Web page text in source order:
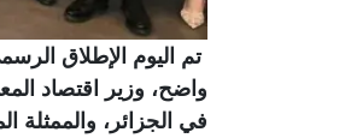
تم اليوم الإطلاق
واضح، وزير اقتصاد
في الجزائر، والممثلة